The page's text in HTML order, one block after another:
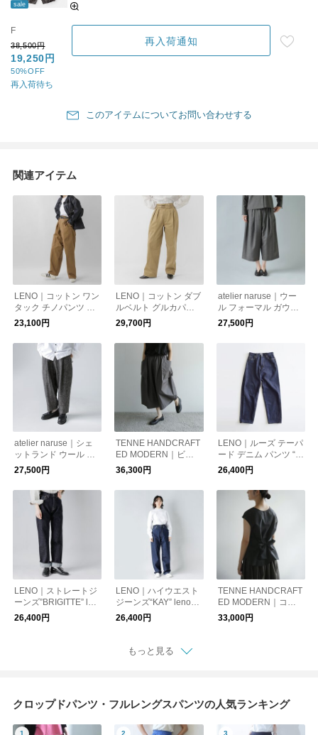
sale
F
38,500円
19,250円
50%OFF
再入荷待ち
再入荷通知
このアイテムについてお問い合わせする
関連アイテム
LENO｜コットン ワン
タック チノパンツ ON
E FOWRAD PLEATS
CHINO TROUSERS l
eno-pt008
23,100円
LENO｜コットン ダブ
ルベルト グルカパン
ツ DOUBLE BELTED
GURKHA TROUSER
S leno-pt006
29,700円
atelier naruse｜ウー
ル フォーマル ガウチ
ョパンツ f05084 オ
ケージョン 卒業式 入
27,500円
atelier naruse｜シェ
ットランド ウール リ
ネン タック ワイドパ
ンツ f05113
27,500円
TENNE HANDCRAFT
ED MODERN｜ビッ
グポケット キュロッ
トパンツ 005o
36,300円
LENO｜ルーズ テーパ
ード デニム パンツ “L
OOSE TAPERED JEA
NS” leno-j004
26,400円
LENO｜ストレートジ
ーンズ”BRIGITTE” len
o-j001
26,400円
LENO｜ハイウエスト
ジーンズ“KAY” leno-j1
05
26,400円
TENNE HANDCRAFT
ED MODERN｜コッ
トン シルク ノースリ
ーブ プルオーバー 00
33,000円
もっと見る
クロップドパンツ・フルレングスパンツの人気ランキング